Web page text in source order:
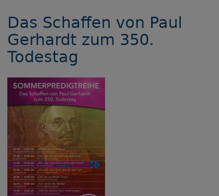
Das Schaffen von Paul
Gerhardt zum 350.
Todestag